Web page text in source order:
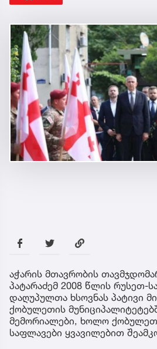
აჭარის მთავრობის
პატარაძემ 2008 წლის რუსეთ-
დაღუპულთა ხსოვნას პატივი
ქობულეთის
მემორიალები, ხოლო
საფლავები ყვავილებით